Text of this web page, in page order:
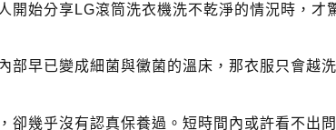
開始分享LG滾筒洗衣機洗不乾淨的情況時，才
部早已變成細菌與黴菌的溫床，那衣服只會越
卻幾乎沒有認真保養過。短時間內或許看不出